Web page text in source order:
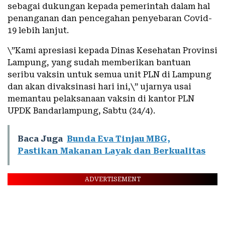
sebagai dukungan kepada pemerintah dalam hal
penanganan dan pencegahan penyebaran Covid-
19 lebih lanjut.
\”Kami apresiasi kepada Dinas Kesehatan Provinsi
Lampung, yang sudah memberikan bantuan
seribu vaksin untuk semua unit PLN di Lampung
dan akan divaksinasi hari ini,\” ujarnya usai
memantau pelaksanaan vaksin di kantor PLN
UPDK Bandarlampung, Sabtu (24/4).
Baca Juga Bunda Eva Tinjau MBG,
Pastikan Makanan Layak dan Berkualitas
ADVERTISEMENT